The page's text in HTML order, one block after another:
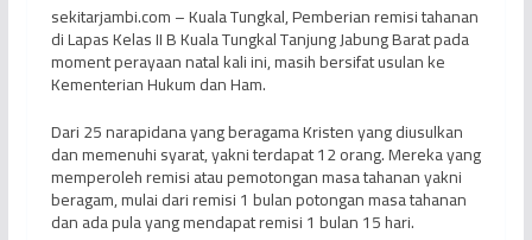
sekitarjambi.com – Kuala Tungkal, Pemberian remisi tahanan
di Lapas Kelas II B Kuala Tungkal Tanjung Jabung Barat pada
moment perayaan natal kali ini, masih bersifat usulan ke
Kementerian Hukum dan Ham.
Dari 25 narapidana yang beragama Kristen yang diusulkan
dan memenuhi syarat, yakni terdapat 12 orang. Mereka yang
memperoleh remisi atau pemotongan masa tahanan yakni
beragam, mulai dari remisi 1 bulan potongan masa tahanan
dan ada pula yang mendapat remisi 1 bulan 15 hari.